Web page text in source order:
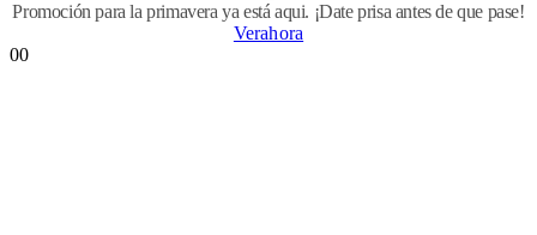
Promoción para la primavera ya está aqui. ¡Date prisa antes de que pase!
Verahora
00